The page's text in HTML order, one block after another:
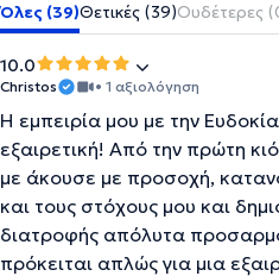
Όλες (39)Θετικές (39)Ουδέτερες
10.0
Christos • 1 αξιολόγηση
Η εμπειρία μου με την
εξαιρετική! Από την πρώτη
με άκουσε με προσοχή,
και τους στόχους μου και
διατροφής απόλυτα
πρόκειται απλώς για μια